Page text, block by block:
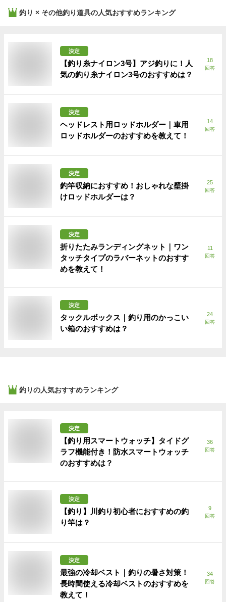
釣り × その他釣り道具の人気おすすめランキング
決定
【釣り糸ナイロン3号】アジ釣りに！人
気の釣り糸ナイロン3号のおすすめは？
18
回答
決定
ヘッドレスト用ロッドホルダー｜車用
ロッドホルダーのおすすめを教えて！
14
回答
決定
釣竿収納におすすめ！おしゃれな壁掛
けロッドホルダーは？
25
回答
決定
折りたたみランディングネット｜ワン
タッチタイプのラバーネットのおすす
めを教えて！
11
回答
決定
タックルボックス｜釣り用のかっこい
い箱のおすすめは？
24
回答
釣りの人気おすすめランキング
決定
【釣り用スマートウォッチ】タイドグ
ラフ機能付き！防水スマートウォッチ
のおすすめは？
36
回答
決定
【釣り】川釣り初心者におすすめの釣
り竿は？
9
回答
決定
最強の冷却ベスト｜釣りの暑さ対策！
長時間使える冷却ベストのおすすめを
教えて！
34
回答